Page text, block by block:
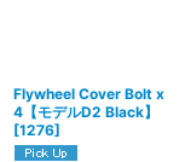
Flywheel Cover Bolt x
4【モデルD2 Black】
[1276]